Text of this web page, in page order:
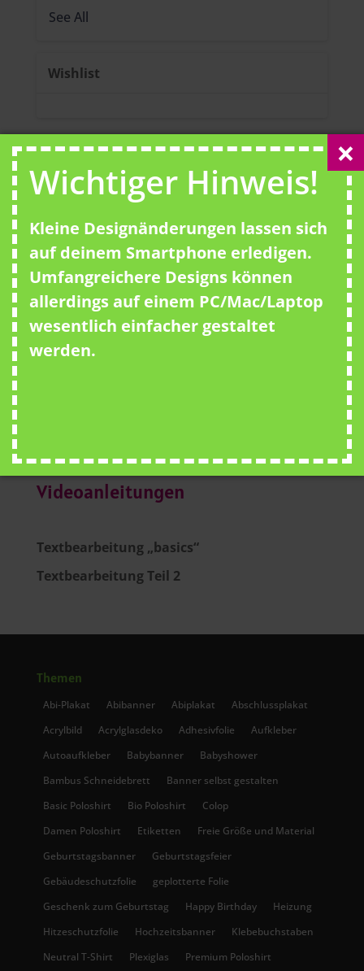
See All
Wishlist
No template has found yet.
Videoanleitungen
Textbearbeitung „basics“
Textbearbeitung Teil 2
Themen
Abi-Plakat Abibanner Abiplakat
Abschlussplakat
Acrylbild
Acrylglasdeko Adhesivfolie
Aufkleber
Autoaufkleber
Babybanner
Babyshower
Bambus Schneidebrett
Banner selbst gestalten
Basic Poloshirt
Bio Poloshirt
Colop
Damen Poloshirt
Etiketten
Freie Größe und Material
Geburtstagsbanner
Geburtstagsfeier
Gebäudeschutzfolie
geplotterte Folie
Geschenk zum Geburtstag
Happy Birthday
Heizung
Hitzeschutzfolie
Hochzeitsbanner
Klebebuchstaben
Neutral T-Shirt
Plexiglas
Premium Poloshirt
Wichtiger Hinweis!
Kleine Designänderungen lassen sich
auf deinem Smartphone erledigen.
Umfangreichere Designs können
allerdings auf einem PC/Mac/Laptop
wesentlich einfacher gestaltet
werden.